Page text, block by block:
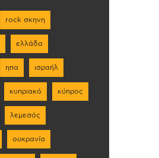
rock σκηνη
ελλάδα
ηπα ισραήλ
κυπριακό κύπρος
λεμεσός
ουκρανία